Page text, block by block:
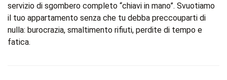
servizio di sgombero completo “chiavi in mano”. Svuotiamo
il tuo appartamento senza che tu debba preccouparti di
nulla: burocrazia, smaltimento rifiuti, perdite di tempo e
fatica.